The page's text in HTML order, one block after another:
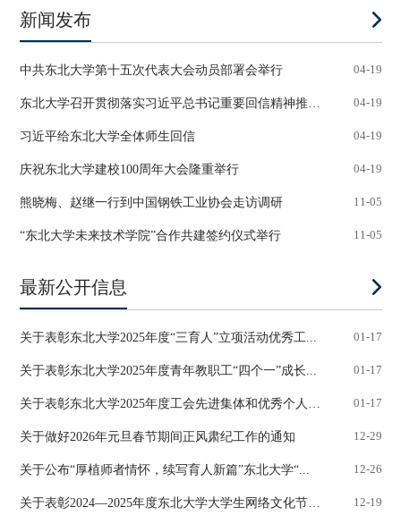
新闻发布
中共东北大学第十五次代表大会动员部署会举行 04-19
04-19
习近平给东北大学全体师生回信 04-19
庆祝东北大学建校100周年大会隆重举行 04-19
熊晓梅、赵继一行到中国钢铁工业协会走访调研 11-05
“东北大学未来技术学院”合作共建签约仪式举行 11-05
最新公开信息
关于表彰东北大学2025年度“三育人”立项活动优秀工... 01-17
关于表彰东北大学2025年度青年教职工“四个一”成长... 01-17
01-17
关于做好2026年元旦春节期间正风肃纪工作的通知 12-29
关于公布“厚植师者情怀，续写育人新篇”东北大学“... 12-26
关于表彰2024—2025年度东北大学大学生网络文化节和... 12-19